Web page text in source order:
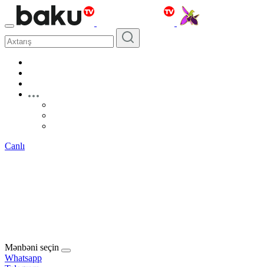
Canlı
Mənbəni seçin
Whatsapp